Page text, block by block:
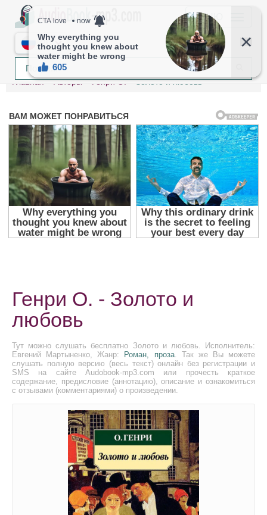
МЕНЮ
RU
Главная Авторы Генри О. Золото и любовь
Генри О. - Золото и
любовь
Тут можно слушать бесплатно Золото и любовь. Исполнитель:
Евгений Мартыненко, Жанр:
Роман, проза. Так же Вы можете
слушать полную версию (весь текст) онлайн без регистрации и
SMS на сайте Audobook-mp3.com или прочесть краткое
содержание, предисловие (аннотацию), описание и ознакомиться
с отзывами (комментариями) о произведении.